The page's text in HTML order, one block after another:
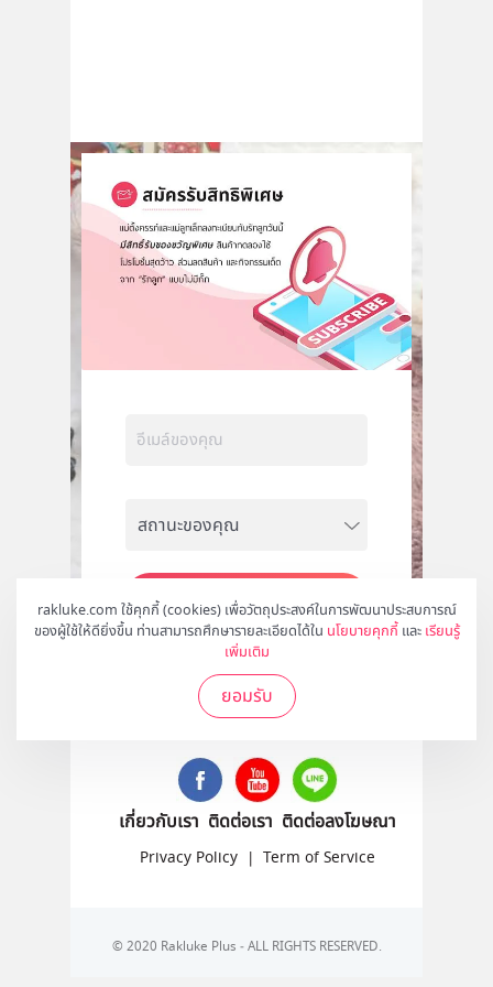
rakluke.com ใช้คุกกี้ (cookies) เพื่อวัตถุประสงค์ในการพัฒนาประสบการณ์
ของผู้ใช้ให้ดียิ่งขึ้น ท่านสามารถศึกษารายละเอียดได้ใน นโยบายคุกกี้ และ เรียนรู้
เพิ่มเติม
ยอมรับ
สมัคร
ติดตามเราได้ที่
เกี่ยวกับเรา ติดต่อเรา ติดต่อลงโฆษณา
Privacy Policy | Term of Service
© 2020 Rakluke Plus - ALL RIGHTS RESERVED.